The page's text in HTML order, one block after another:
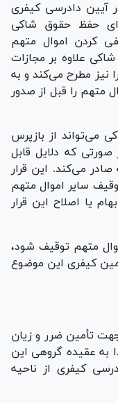
آیین دادرسی کیفری
حفظ حقوق شاکی
کردن اموال متهم
علاوه بر مجازات
نیز مطرح می‌کند و به
متهم را قبل از صدور
می‌تواند از بازپرس
که دلایل قابل
می‌کند. این قرار
سایر اموال متهم
یا اصلاح این قرار
متهم توقیف شود،
کیفری این موضوع
تأمین ضرر و زیان
عقیده گروهی این
کیفری از ناحیه